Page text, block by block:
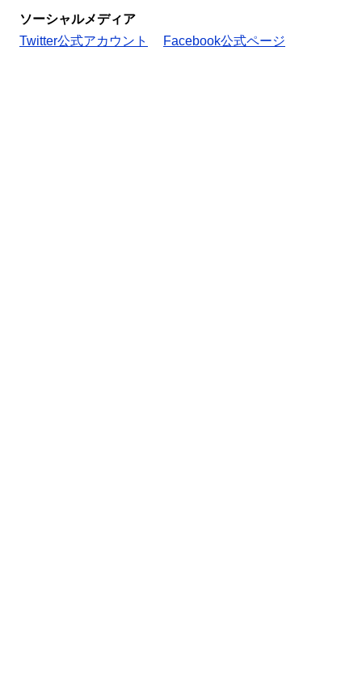
ソーシャルメディア
Twitter公式アカウント
Facebook公式ページ